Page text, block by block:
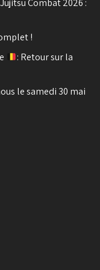
Combat 2026 :
!
: Retour sur la
le samedi 30 mai